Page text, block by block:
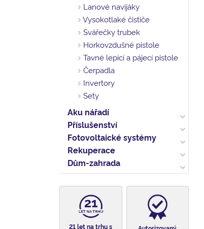
Lanové navijáky
Vysokotlaké čističe
Svářečky trubek
Horkovzdušné pistole
Tavné lepící a pájecí pistole
Čerpadla
Invertory
Sety
Aku nářadí
Příslušenství
Fotovoltaické systémy
Rekuperace
Dům-zahrada
21 let na trhu s